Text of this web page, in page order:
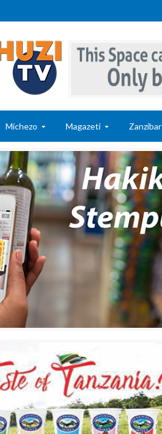
Michezo Magazeti Zanzibar